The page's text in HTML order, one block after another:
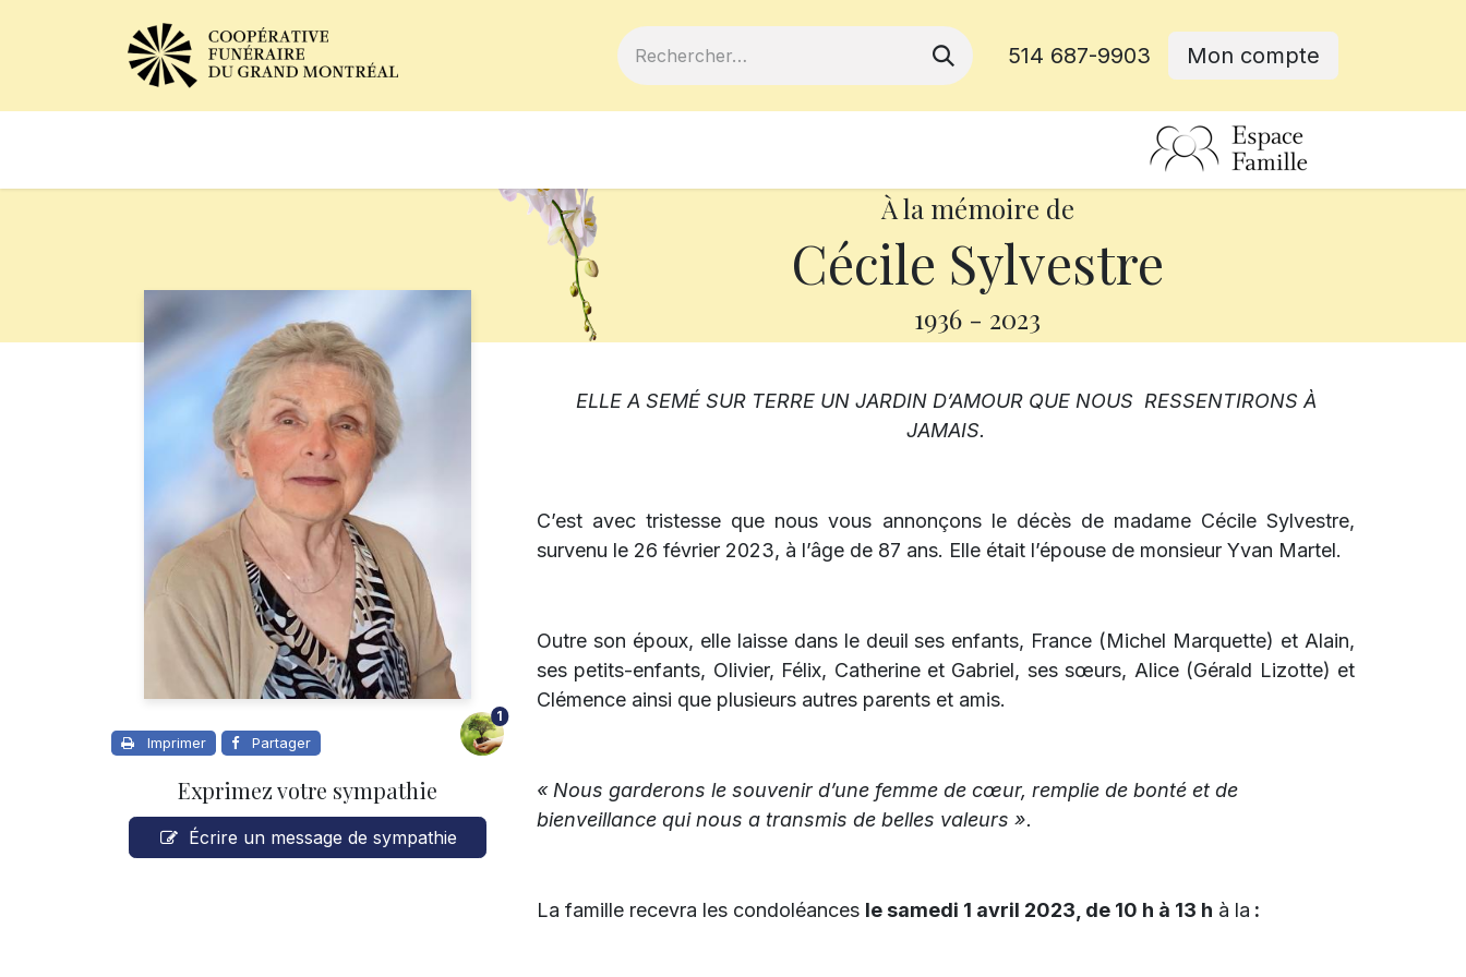
514 687-9903 Mon compte
À la mémoire de
Cécile Sylvestre
1936 - 2023
Imprimer Partager
1
Exprimez votre sympathie
Écrire un message de sympathie
ELLE A SEMÉ SUR TERRE UN JARDIN D’AMOUR QUE NOUS RESSENTIRONS À
JAMAIS.
C’est avec tristesse que nous vous annonçons le décès de madame Cécile Sylvestre,
survenu le 26 février 2023, à l’âge de 87 ans. Elle était l’épouse de monsieur Yvan Martel.
Outre son époux, elle laisse dans le deuil ses enfants, France (Michel Marquette) et Alain,
ses petits-enfants, Olivier, Félix, Catherine et Gabriel, ses sœurs, Alice (Gérald Lizotte) et
Clémence ainsi que plusieurs autres parents et amis.
« Nous garderons le souvenir d’une femme de cœur, remplie de bonté et de
bienveillance qui nous a transmis de belles valeurs ».
La famille recevra les condoléances le samedi 1 avril 2023, de 10 h à 13 h à la :